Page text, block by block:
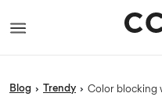
blog › trendy › Color blocking